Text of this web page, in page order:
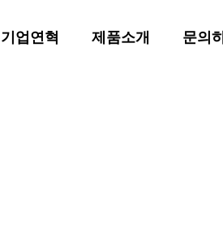
기업연혁 제품소개 문의